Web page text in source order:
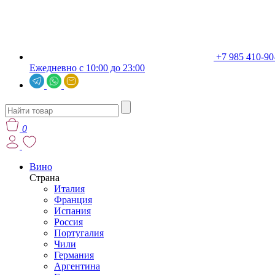
+7 985 410-
Ежедневно с 10:00 до 23:00
0
Вино
Страна
Италия
Франция
Испания
Россия
Португалия
Чили
Германия
Аргентина